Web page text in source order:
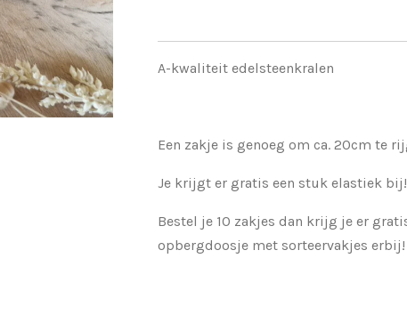
A-kwaliteit edelsteenkralen
Een zakje is genoeg om ca. 20cm te
Je krijgt er gratis een stuk elastiek bij!
Bestel je 10 zakjes dan krijg je er
opbergdoosje met sorteervakjes erbij!